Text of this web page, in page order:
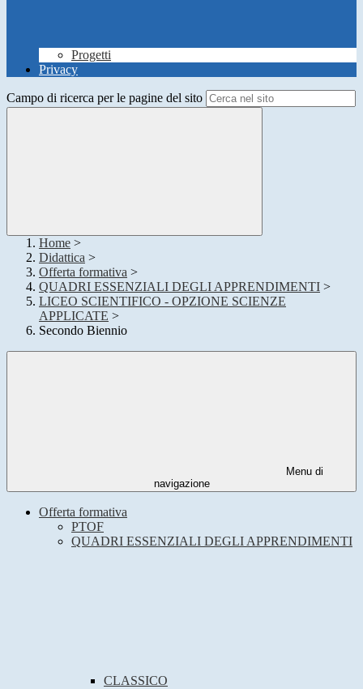
Progetti
Privacy
Campo di ricerca per le pagine del sito
Home >
Didattica >
Offerta formativa >
QUADRI ESSENZIALI DEGLI APPRENDIMENTI >
LICEO SCIENTIFICO - OPZIONE SCIENZE
APPLICATE >
Secondo Biennio
Menu di
navigazione
Offerta formativa
PTOF
QUADRI ESSENZIALI DEGLI APPRENDIMENTI
CLASSICO